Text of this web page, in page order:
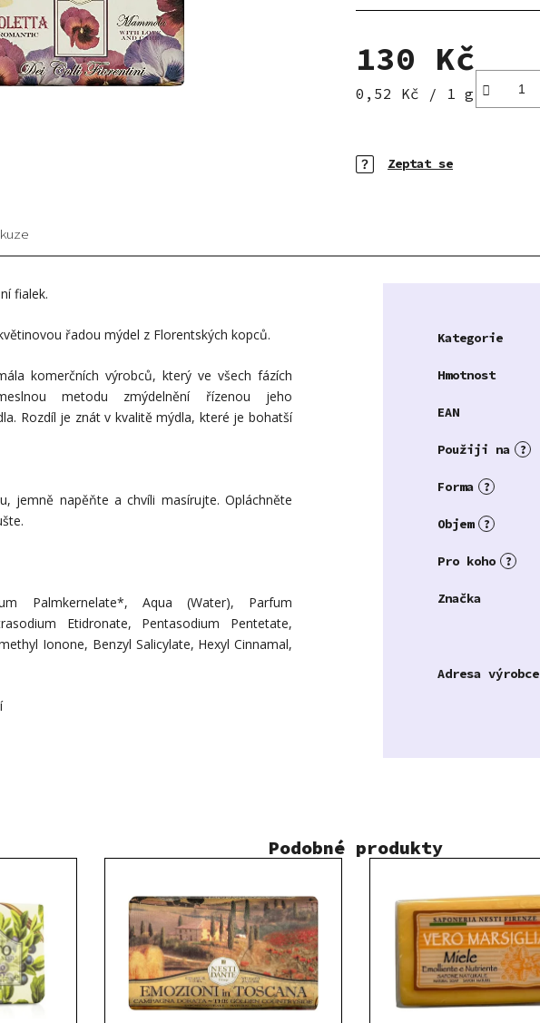
5
130 Kč
Měrná cena:
0,52 Kč / 1 g
Zeptat se
fialek.
řadou mýdel z Florentských kopců.
komerčních výrobců, který ve všech fázích
metodu zmýdelnění řízenou jeho
Rozdíl je znát v kvalitě mýdla, které je bohatší
jemně napěňte a chvíli masírujte. Opláchněte
Palmkernelate*, Aqua (Water), Parfum
Etidronate, Pentasodium Pentetate,
Ionone, Benzyl Salicylate, Hexyl Cinnamal,
Kategorie
Hmotnost
EAN
?
Použiji na
?
Forma
?
Objem
?
Pro koho
Značka
Adresa výrobce
Podobné produkty